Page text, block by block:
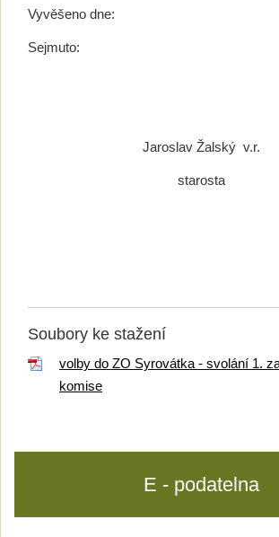
Vyvěšeno dne:
Sejmuto:
Jaroslav Žalský v.r.
starosta
Soubory ke stažení
volby do ZO Syrovátka - svolání 1.
komise
E - podatelna